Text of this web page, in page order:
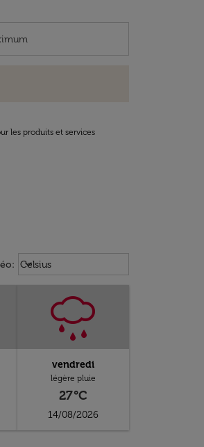
les produits et services
: Weather unit option Celsius
Celsius
keyboard_arrow_down
vendredi
légère pluie
27°C
14/08/2026